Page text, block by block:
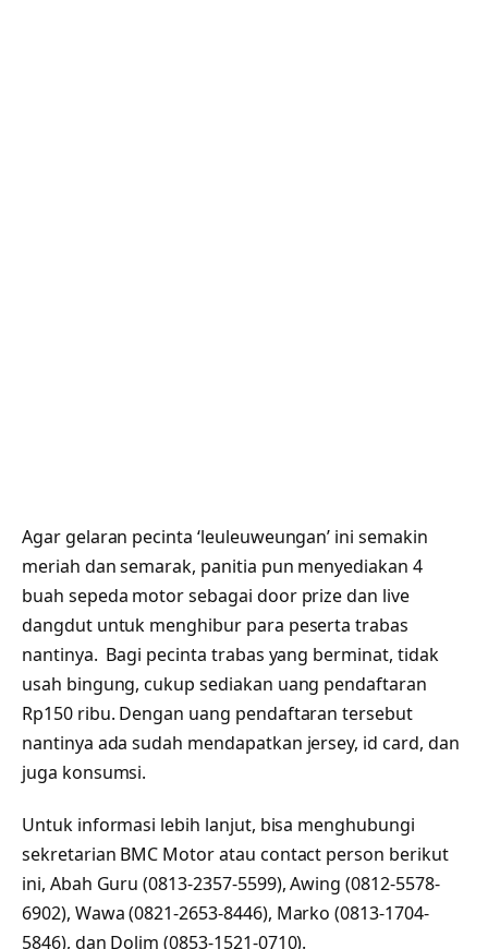
Agar gelaran pecinta ‘leuleuweungan’ ini semakin
meriah dan semarak, panitia pun menyediakan 4
buah sepeda motor sebagai door prize dan live
dangdut untuk menghibur para peserta trabas
nantinya. Bagi pecinta trabas yang berminat, tidak
usah bingung, cukup sediakan uang pendaftaran
Rp150 ribu. Dengan uang pendaftaran tersebut
nantinya ada sudah mendapatkan jersey, id card, dan
juga konsumsi.
Untuk informasi lebih lanjut, bisa menghubungi
sekretarian BMC Motor atau contact person berikut
ini, Abah Guru (0813-2357-5599), Awing (0812-5578-
6902), Wawa (0821-2653-8446), Marko (0813-1704-
5846), dan Dolim (0853-1521-0710).